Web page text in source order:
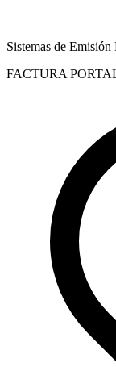
Sistemas de Emisión
FACTURA